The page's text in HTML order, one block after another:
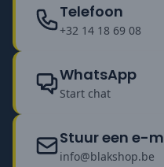
Telefoon
+32 14 18 69 08
WhatsApp
Start chat
Stuur een e-
info@blakshop.be